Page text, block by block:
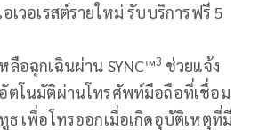
เวอเรสต์รายใหม่ รับบริการฟรี 5
ลือฉุกเฉินผ่าน SYNC™3 ช่วยแจ้ง
ตโนมัติผ่านโทรศัพท์มือถือที่เชื่อม
ธ เพื่อโทรออกเมื่อเกิดอุบัติเหตุที่มี